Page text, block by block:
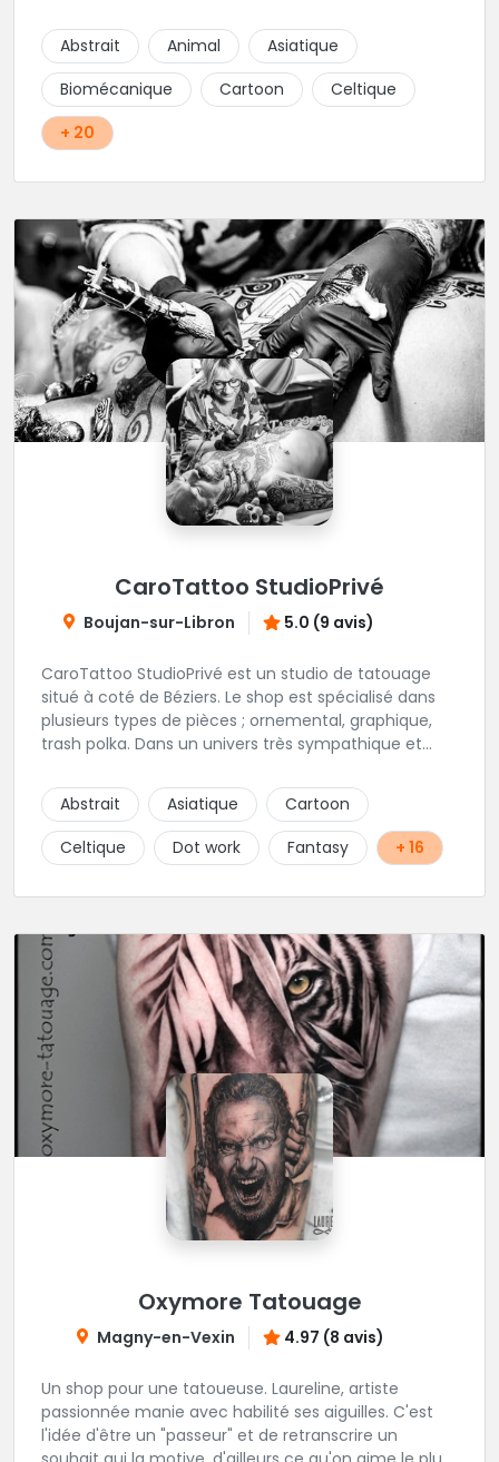
personnes pointer le bout de leurs nez. Si le tatouage
n'est pas l'unique corde qu'elle possède à son arc,
c'est assurément une de ses spécialités! Oldschool,
Dotwork, et autres Ornementaux, ce shop vous
propose des tatouages aux motifs originaux et au
traits assurés conçus spécialement pour vous, que
obligatoire dans ce shop privé. Une très belle adresse
où l'on sait accueillir, hygiène impeccable, que
demander de plus?
Abstrait Animal
Asiatique
Biomécanique
Cartoon
Celtique
+ 20
CaroTattoo StudioPrivé
Boujan-sur-Libron 5.0 (9 avis)
CaroTattoo StudioPrivé est un studio de tatouage
situé à coté de Béziers. Le shop est spécialisé dans
plusieurs types de pièces ; ornemental, graphique,
trash polka. Dans un univers très sympathique et
tatouage. N'hésitez pas, contactez-les et vous n'en
serez que ravi !!
Abstrait Asiatique
Cartoon
Celtique
Dot work Fantasy + 16
Oxymore Tatouage
Magny-en-Vexin 4.97 (8 avis)
Un shop pour une tatoueuse. Laureline, artiste
passionnée manie avec habilité ses aiguilles. C'est
l'idée d'être un "passeur" et de retranscrire un